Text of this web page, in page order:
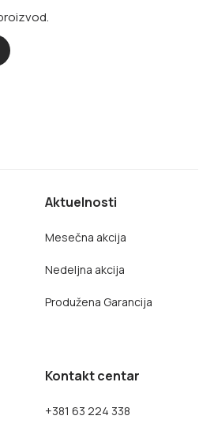
Aktuelnosti
Mesečna akcija
Nedeljna akcija
Produžena Garancija
Kontakt centar
+381 63 224 338